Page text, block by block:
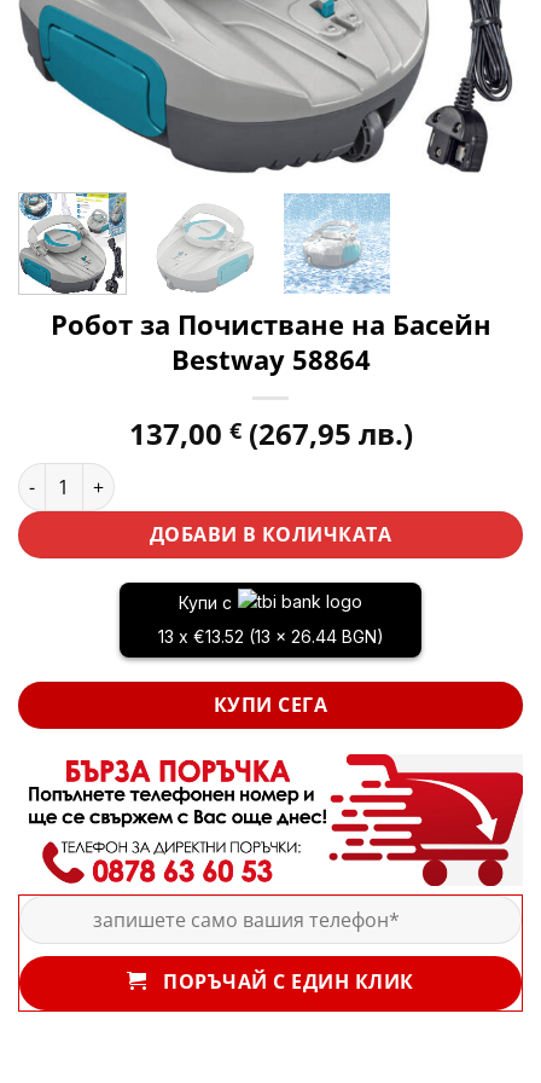
Робот за Почистване на Басейн
Bestway 58864
137,00 € (267,95 лв.)
количество за Робот за Почистване на Басейн Bestway
ДОБАВИ В КОЛИЧКАТА
Купи с
13 x €13.52 (13 x 26.44 BGN)
КУПИ СЕГА
ПОРЪЧАЙ С ЕДИН КЛИК